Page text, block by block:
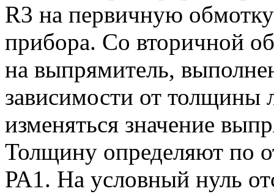
R3 на первичную
прибора. Со вторичной
на выпрямитель,
зависимости от толщины
изменяться значение
Толщину определяют по
РА1. На условный нуль